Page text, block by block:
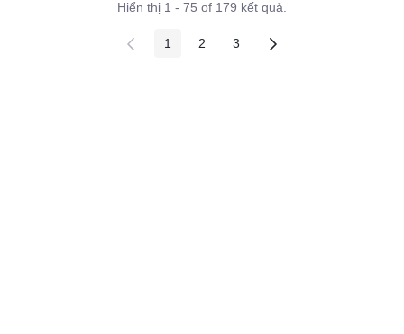
Hiển thị 1 - 75 of 179 kết quả.
Các trang trên cổng
1 Các trang trên cổng
2 Các trang trên cổng
3